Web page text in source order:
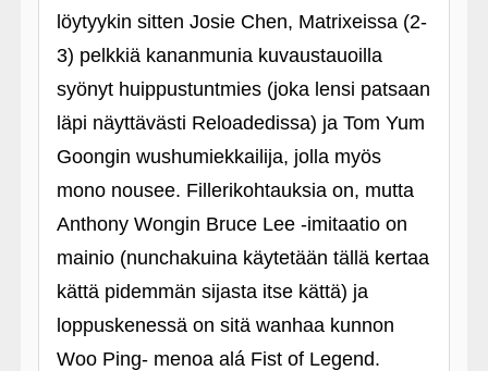
löytyykin sitten Josie Chen, Matrixeissa (2-
3) pelkkiä kananmunia kuvaustauoilla
syönyt huippustuntmies (joka lensi patsaan
läpi näyttävästi Reloadedissa) ja Tom Yum
Goongin wushumiekkailija, jolla myös
mono nousee. Fillerikohtauksia on, mutta
Anthony Wongin Bruce Lee ‑imitaatio on
mainio (nunchakuina käytetään tällä kertaa
kättä pidemmän sijasta itse kättä) ja
loppuskenessä on sitä wanhaa kunnon
Woo Ping- menoa alá Fist of Legend.